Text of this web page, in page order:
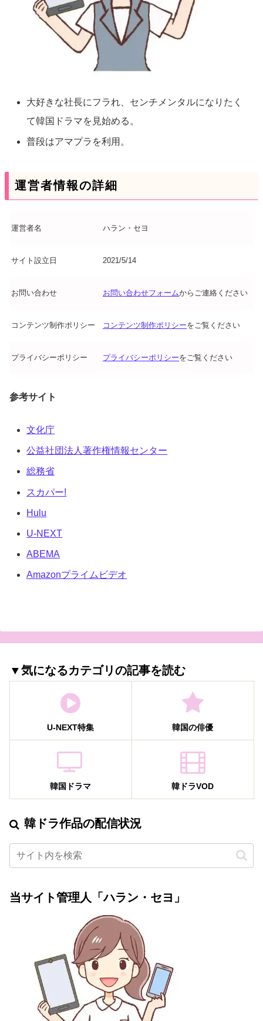
『無駄なウソ』
『Mine』
『カンテク～運命の愛～』
『悪霊狩猟団カウンターズ』
『サイコだけど大丈夫』
『昼に昇る月』
『わずか1000ウォンの弁護士』
『七日の王妃』
大好きな社長にフラれ、センチメンタルになりたく
て韓国ドラマを見始める。
普段はアマプラを利用。
運営者情報の詳細
運営者名 ハラン・セヨ
サイト設立日 2021/5/14
お問い合わせ お問い合わせフォームからご連絡ください
コンテンツ制作ポリシー コンテンツ制作ポリシーをご覧ください
プライバシーポリシー プライバシーポリシーをご覧ください
参考サイト
文化庁
公益社団法人著作権情報センター
総務省
スカパー!
Hulu
U-NEXT
ABEMA
Amazonプライムビデオ
▼気になるカテゴリの記事を読む
U-NEXT特集 韓国の俳優
韓国ドラマ 韓ドラVOD
韓ドラ作品の配信状況
当サイト管理人「ハラン・セヨ」